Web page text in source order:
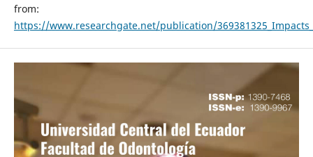
from:
https://www.researchgate.net/publication/